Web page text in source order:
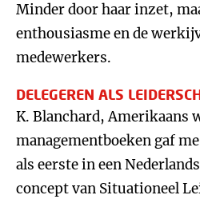
Minder door haar inzet,
enthousiasme en de
medewerkers.
DELEGEREN ALS
K. Blanchard, Amerikaans
managementboeken gaf
als eerste in een
concept van Situationeel